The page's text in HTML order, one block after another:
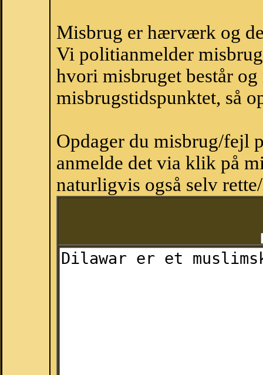
Misbrug er hærværk og
Vi politianmelder
hvori misbruget består
misbrugstidspunktet, så
Opdager du misbrug/fejl
anmelde det via klik på
naturligvis også selv